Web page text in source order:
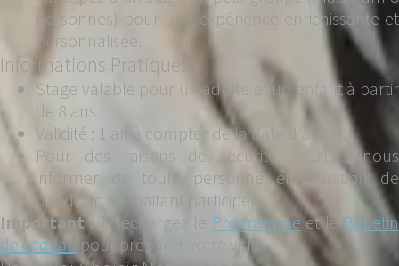
personnes) pour une expérience enrichissante et
personnalisée.
Informations Pratiques
Stage valable pour un adulte et un enfant à partir
de 8 ans.
Validité : 1 an à compter de la date d'achat.
Pour des raisons de sécurité, veuillez nous
informer de toute personne en situation de
handicap souhaitant participer.
Important :Téléchargez le Programme et le Bulletin
de cadeau pour préparer votre visite.